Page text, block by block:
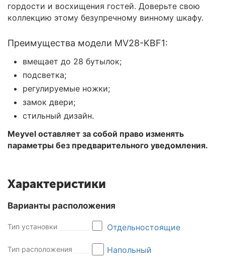
гордости и восхищения гостей. Доверьте свою
коллекцию этому безупречному винному шкафу.
Преимущества модели MV28-KBF1:
вмещает до 28 бутылок;
подсветка;
регулируемые ножки;
замок двери;
стильный дизайн.
Meyvel оставляет за собой право изменять
параметры без предварительного уведомления.
Характеристики
Варианты расположения
Тип установки Отдельностоящие
Тип расположения Напольный